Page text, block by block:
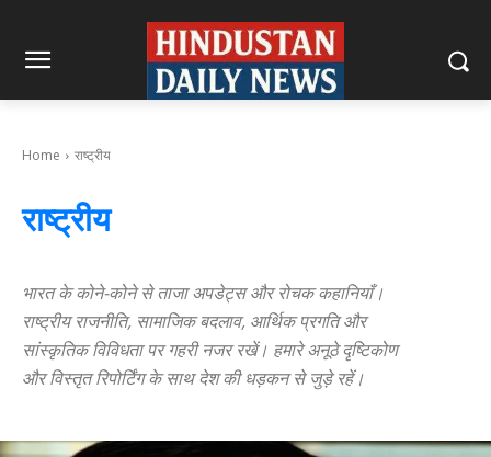
Home राष्ट्रीय
राष्ट्रीय
भारत के कोने-कोने से ताजा अपडेट्स और रोचक कहानियाँ।
राष्ट्रीय राजनीति, सामाजिक बदलाव, आर्थिक प्रगति और
सांस्कृतिक विविधता पर गहरी नजर रखें। हमारे अनूठे दृष्टिकोण
और विस्तृत रिपोर्टिंग के साथ देश की धड़कन से जुड़े रहें।